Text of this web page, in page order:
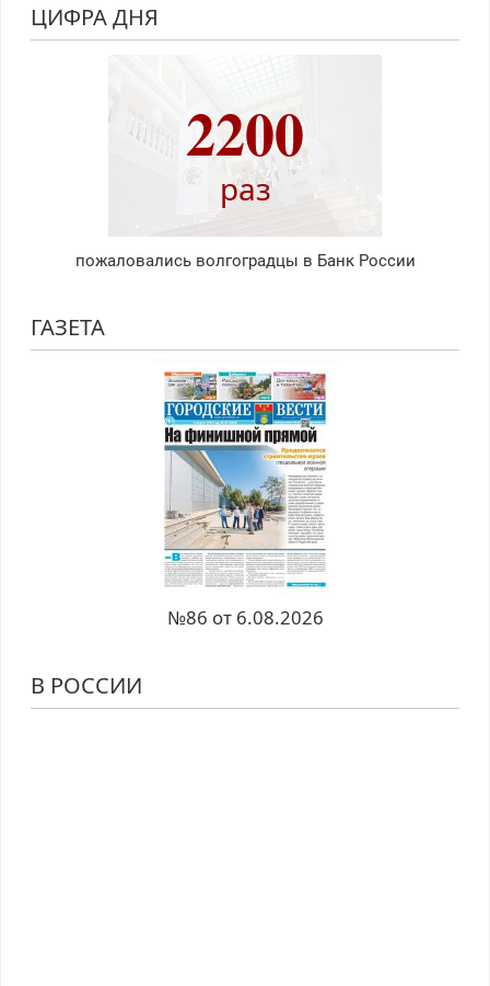
ЦИФРА ДНЯ
2200
раз
пожаловались волгоградцы в Банк России
ГАЗЕТА
№86 от 6.08.2026
В РОССИИ